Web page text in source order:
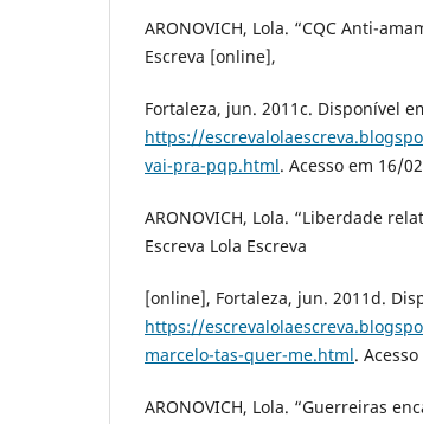
ARONOVICH, Lola. “CQC Anti-
Escreva [online],
Fortaleza, jun. 2011c. Disponível
https://
vai-pra-pqp.html. Acesso em 16/
ARONOVICH, Lola. “Liberdade
Escreva Lola Escreva
[online], Fortaleza, jun. 2011d.
https://
marcelo-tas-quer-me.html.
ARONOVICH, Lola. “Guerreiras